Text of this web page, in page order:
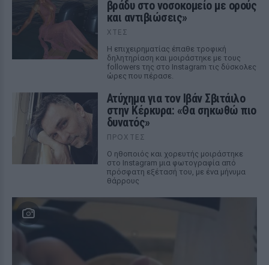
βράδυ στο νοσοκομείο με ορούς
και αντιβιώσεις»
ΧΤΕΣ
Η επιχειρηματίας έπαθε τροφική
δηλητηρίαση και μοιράστηκε με τους
followers της στο Instagram τις δύσκολες
ώρες που πέρασε.
Ατύχημα για τον Ιβάν Σβιτάιλο
στην Κέρκυρα: «Θα σηκωθώ πιο
δυνατός»
ΠΡΟΧΤΈΣ
Ο ηθοποιός και χορευτής μοιράστηκε
στο Instagram μια φωτογραφία από
πρόσφατη εξέτασή του, με ένα μήνυμα
θάρρους